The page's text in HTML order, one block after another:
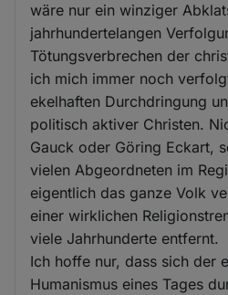
wäre nur ein winziger
jahrhundertelangen
Tötungsverbrechen der
ich mich immer noch
ekelhaften Durchdringung
politisch aktiver Christen.
Gauck oder Göring Eckart,
vielen Abgeordneten im
eigentlich das ganze Volk
einer wirklichen
viele Jahrhunderte entfernt.
Ich hoffe nur, dass sich der
Humanismus eines Tages